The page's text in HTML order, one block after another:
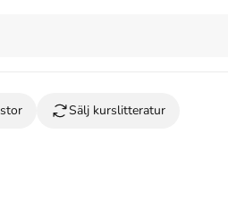
Sälj kurslitteratur